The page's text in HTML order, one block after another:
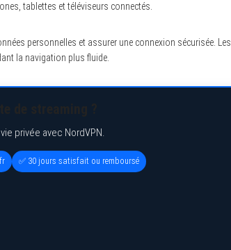
tablettes et téléviseurs connectés.
personnelles et assurer une connexion sécurisée. Les
la navigation plus fluide.
privée avec NordVPN.
✅ 30 jours satisfait ou remboursé